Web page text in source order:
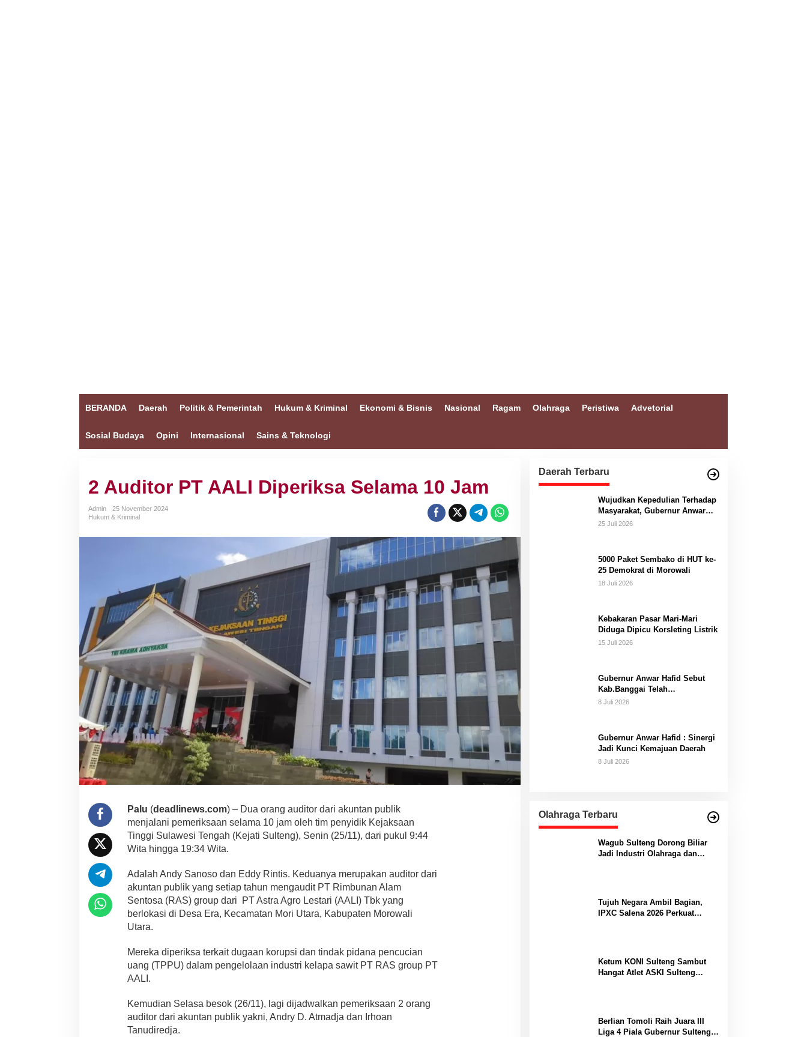
BERANDA Daerah Politik & Pemerintah Hukum & Kriminal Ekonomi & Bisnis Nasional Ragam Olahraga Peristiwa Advetorial
Sosial Budaya Opini Internasional Sains & Teknologi
2 Auditor PT AALI Diperiksa Selama 10 Jam
Admin
25 November 2024
Hukum & Kriminal
Palu (deadlinews.com) – Dua orang auditor dari akuntan publik
menjalani pemeriksaan selama 10 jam oleh tim penyidik Kejaksaan
Tinggi Sulawesi Tengah (Kejati Sulteng), Senin (25/11), dari pukul 9:44
Wita hingga 19:34 Wita.
Adalah Andy Sanoso dan Eddy Rintis. Keduanya merupakan auditor dari
akuntan publik yang setiap tahun mengaudit PT Rimbunan Alam
Sentosa (RAS) group dari PT Astra Agro Lestari (AALI) Tbk yang
berlokasi di Desa Era, Kecamatan Mori Utara, Kabupaten Morowali
Utara.
Mereka diperiksa terkait dugaan korupsi dan tindak pidana pencucian
uang (TPPU) dalam pengelolaan industri kelapa sawit PT RAS group PT
AALI.
Kemudian Selasa besok (26/11), lagi dijadwalkan pemeriksaan 2 orang
auditor dari akuntan publik yakni, Andry D. Atmadja dan Irhoan
Tanudiredja.
Daerah Terbaru
Wujudkan Kepedulian Terhadap
Masyarakat, Gubernur Anwar
Hafid Bangun Jembatan
25 Juli 2026
5000 Paket Sembako di HUT ke-
25 Demokrat di Morowali
18 Juli 2026
Kebakaran Pasar Mari-Mari
Diduga Dipicu Korsleting Listrik
15 Juli 2026
Gubernur Anwar Hafid Sebut
Kab.Banggai Telah
“Melahirkan” Generasi…
8 Juli 2026
Gubernur Anwar Hafid : Sinergi
Jadi Kunci Kemajuan Daerah
8 Juli 2026
Olahraga Terbaru
Wagub Sulteng Dorong Biliar
Jadi Industri Olahraga dan
Tujuh Negara Ambil Bagian,
IPXC Salena 2026 Perkuat
Ketum KONI Sulteng Sambut
Hangat Atlet ASKI Sulteng
Berlian Tomoli Raih Juara III
Liga 4 Piala Gubernur Sulteng